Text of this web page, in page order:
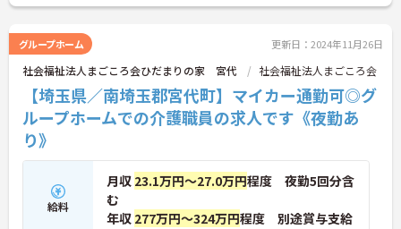
グループホーム 更新日：2024年11月26日
社会福祉法人まごころ会ひだまりの家 宮代 社会福祉法人まごころ会
【埼玉県／南埼玉郡宮代町】マイカー通勤可◎グ
ループホームでの介護職員の求人です《夜勤あ
り》
給料
月収 23.1万円～27.0万円程度 夜勤5回分含
む
年収 277万円～324万円程度 別途賞与支給